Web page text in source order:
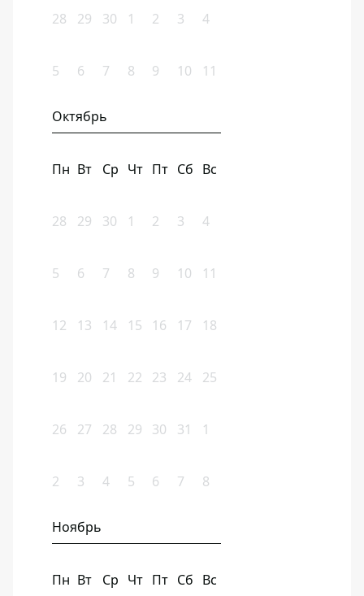
28 29 30 1 2 3 4
5 6 7 8 9 10 11
Октябрь
Пн Вт Ср Чт Пт Сб Вс
28 29 30 1 2 3 4
5 6 7 8 9 10 11
12 13 14 15 16 17 18
19 20 21 22 23 24 25
26 27 28 29 30 31 1
2 3 4 5 6 7 8
Ноябрь
Пн Вт Ср Чт Пт Сб Вс